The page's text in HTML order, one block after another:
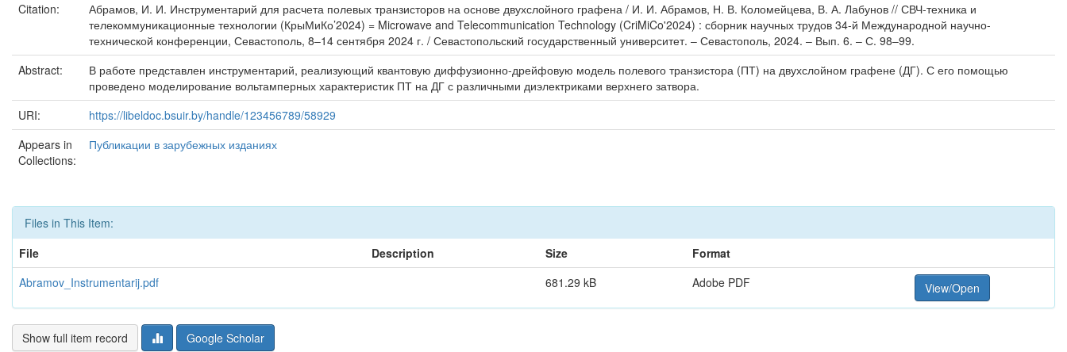
Citation:
Абрамов, И. И. Инструментарий для расчета полевых транзисторов на основе двухслойного графена / И. И. Абрамов, Н. В. Коломейцева, В. А. Лабунов // СВЧ-техника и
телекоммуникационные технологии (КрыМиКо’2024) = Microwave and Telecommunication Technology (CriMiCo'2024) : сборник научных трудов 34-й Международной научно-
технической конференции, Севастополь, 8–14 сентября 2024 г. / Севастопольский государственный университет. – Севастополь, 2024. – Вып. 6. – С. 98–99.
Abstract:
В работе представлен инструментарий, реализующий квантовую диффузионно-дрейфовую модель полевого транзистора (ПТ) на двухслойном графене (ДГ). С его помощью
проведено моделирование вольтамперных характеристик ПТ на ДГ с различными диэлектриками верхнего затвора.
URI:
https://libeldoc.bsuir.by/handle/123456789/58929
Appears in
Collections:
Публикации в зарубежных изданиях
Files in This Item:
File
Description Size
Format
Abramov_Instrumentarij.pdf
681.29 kB Adobe PDF View/Open
Show full item record Google Scholar